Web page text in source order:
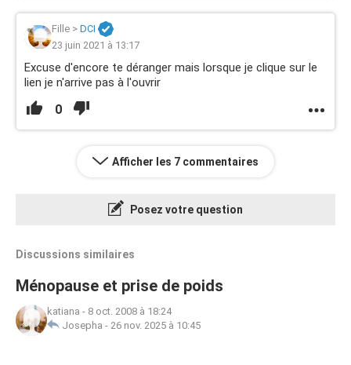
Fille > DCI
23 juin 2021 à 13:17
Excuse d'encore te déranger mais lorsque je clique sur le
lien je n'arrive pas à l'ouvrir
0
Afficher les 7 commentaires
Posez votre question
Discussions similaires
Ménopause et prise de poids
katiana - 8 oct. 2008 à 18:24
Josepha - 26 nov. 2025 à 10:45